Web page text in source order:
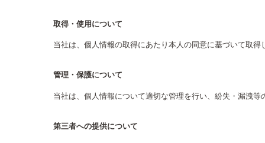
取得・使用について
当社は、個人情報の取得にあたり本人の同意に基づいて取
管理・保護について
当社は、個人情報について適切な管理を行い、紛失・漏洩等
第三者への提供について